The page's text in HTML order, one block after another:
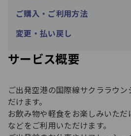
ご購入・ご利用方法​
変更・払い戻し
サービス概要
ご出発空港の国際線サクララウ
だけます。​
お飲み物や軽食をお楽しみいた
などをご利用いただけます。​